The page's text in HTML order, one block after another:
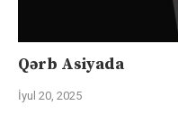
Qərb Asiyada
İyul 20, 2025